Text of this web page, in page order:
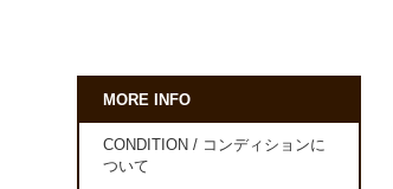
MORE INFO
CONDITION / コンディションに
ついて